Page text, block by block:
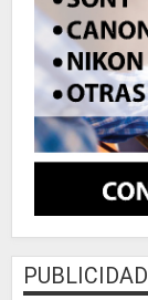
PUBLICIDAD